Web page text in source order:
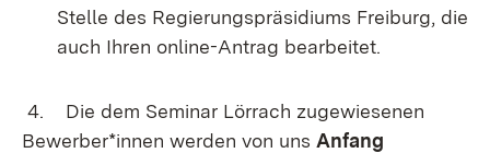
Stelle des Regierungspräsidiums Freiburg, die
auch Ihren online-Antrag bearbeitet.
4. Die dem Seminar Lörrach zugewiesenen
Bewerber*innen werden von uns Anfang